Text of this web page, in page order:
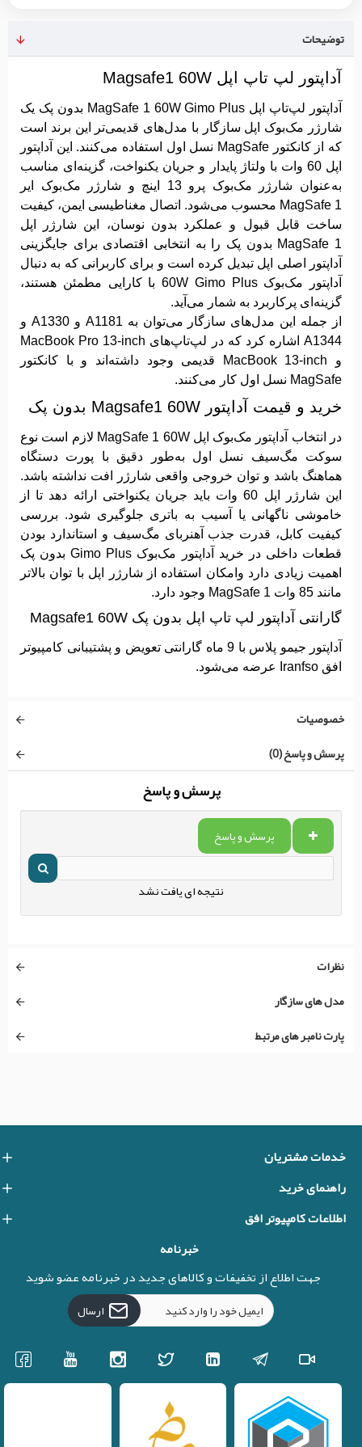
توضیحات
آداپتور لپ تاپ اپل Magsafe1 60W
آداپتور لپ‌تاپ اپل MagSafe 1 60W Gimo Plus بدون پک یک
شارژر مک‌بوک اپل سازگار با مدل‌های قدیمی‌تر این برند است
که از کانکتور MagSafe نسل اول استفاده می‌کنند. این آداپتور
اپل 60 وات با ولتاژ پایدار و جریان یکنواخت، گزینه‌ای مناسب
به‌عنوان شارژر مک‌بوک پرو 13 اینچ و شارژر مک‌بوک ایر
MagSafe 1 محسوب می‌شود. اتصال مغناطیسی ایمن، کیفیت
ساخت قابل قبول و عملکرد بدون نوسان، این شارژر اپل
MagSafe 1 بدون پک را به انتخابی اقتصادی برای جایگزینی
آداپتور اصلی اپل تبدیل کرده است و برای کاربرانی که به دنبال
آداپتور مک‌بوک 60W Gimo Plus با کارایی مطمئن هستند،
گزینه‌ای پرکاربرد به شمار می‌آید.
از جمله این مدل‌های سازگار می‌توان به A1181 و A1330 و
A1344 اشاره کرد که در لپ‌تاپ‌های MacBook Pro 13-inch
و MacBook 13-inch قدیمی وجود داشته‌اند و با کانکتور
MagSafe نسل اول کار می‌کنند.
خرید و قیمت آداپتور Magsafe1 60W بدون پک
در انتخاب آداپتور مک‌بوک اپل MagSafe 1 60W لازم است نوع
سوکت مگ‌سیف نسل اول به‌طور دقیق با پورت دستگاه
هماهنگ باشد و توان خروجی واقعی شارژر افت نداشته باشد.
این شارژر اپل 60 وات باید جریان یکنواختی ارائه دهد تا از
خاموشی ناگهانی یا آسیب به باتری جلوگیری شود. بررسی
کیفیت کابل، قدرت جذب آهنربای مگ‌سیف و استاندارد بودن
قطعات داخلی در خرید آداپتور مک‌بوک Gimo Plus بدون پک
اهمیت زیادی دارد وامکان استفاده از شارژر اپل با توان بالاتر
مانند 85 وات MagSafe 1 وجود دارد.
گارانتی آداپتور لپ تاپ اپل بدون پک Magsafe1 60W
آداپتور جیمو پلاس با 9 ماه گارانتی تعویض و پشتیبانی کامپیوتر
افق Iranfso عرضه می‌شود.
خصوصیات
پرسش و پاسخ (0)
پرسش و پاسخ
پرسش و پاسخ
نتیجه ای یافت نشد
نظرات
مدل های سازگار
پارت نامبر های مرتبط
خدمات مشتریان
راهنمای خرید
اطلاعات کامپیوتر افق
خبرنامه
جهت اطلاع از تخفیفات و کالاهای جدید در خبرنامه عضو شوید
ارسال